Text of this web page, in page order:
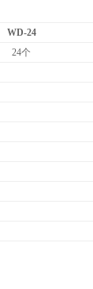
WD-24
24个